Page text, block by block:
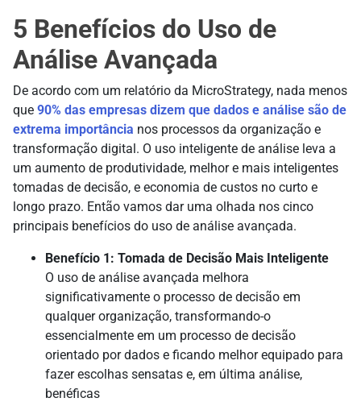
5 Benefícios do Uso de
Análise Avançada
De acordo com um relatório da MicroStrategy, nada menos
que 90% das empresas dizem que dados e análise são de
extrema importância nos processos da organização e
transformação digital. O uso inteligente de análise leva a
um aumento de produtividade, melhor e mais inteligentes
tomadas de decisão, e economia de custos no curto e
longo prazo. Então vamos dar uma olhada nos cinco
principais benefícios do uso de análise avançada.
Benefício 1: Tomada de Decisão Mais Inteligente
O uso de análise avançada melhora
significativamente o processo de decisão em
qualquer organização, transformando-o
essencialmente em um processo de decisão
orientado por dados e ficando melhor equipado para
fazer escolhas sensatas e, em última análise,
benéficas